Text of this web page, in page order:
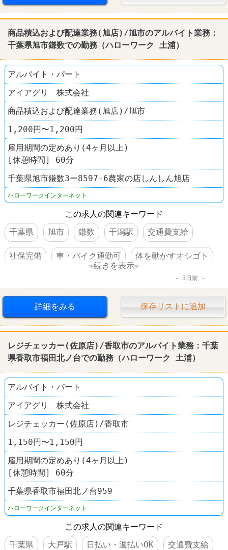
商品積込および配達業務(旭店)/旭市のアルバイト業務：
千葉県旭市鎌数での勤務（ハローワーク 土浦）
アルバイト・パート
アイアグリ 株式会社
商品積込および配達業務(旭店)/旭市
1,200円〜1,200円
雇用期間の定めあり(4ヶ月以上)
[休憩時間] 60分
千葉県旭市鎌数3ー8597-6農家の店しんしん旭店
ハローワークインターネット
この求人の関連キーワード
千葉県
旭市 鎌数 干潟駅 交通費支給
社保完備 車・バイク通勤可 体を動かすオシゴト
続きを表示
3日前
詳細をみる 保存リストに追加
レジチェッカー(佐原店)/香取市のアルバイト業務：千葉
県香取市福田北ノ台での勤務（ハローワーク 土浦）
アルバイト・パート
アイアグリ 株式会社
レジチェッカー(佐原店)/香取市
1,150円〜1,150円
雇用期間の定めあり(4ヶ月以上)
[休憩時間] 60分
千葉県香取市福田北ノ台959
ハローワークインターネット
この求人の関連キーワード
千葉県
大戸駅 日払い・週払いOK 交通費支給